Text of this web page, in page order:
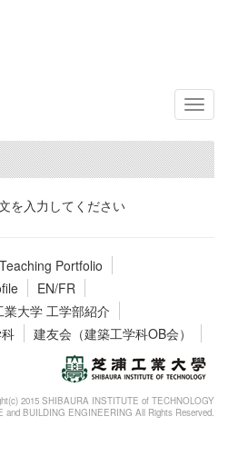
を入力してください
Teaching Portfolio
EN/FR
業大学 工学部紹介
建友会（建築工学科OB会）
2015 SHIBAURA INSTITUTE of TECHNOLOGY
and BUILDING ENGINEERING All Rights Reserved.